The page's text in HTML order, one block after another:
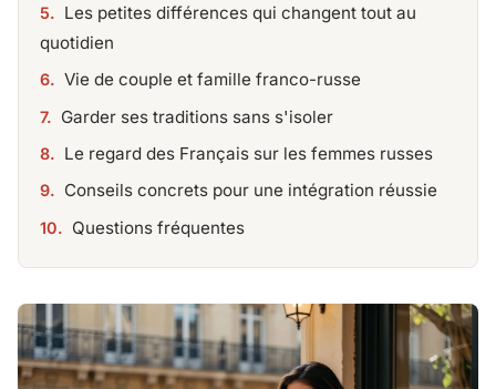
Les petites différences qui changent tout au
quotidien
Vie de couple et famille franco-russe
Garder ses traditions sans s'isoler
Le regard des Français sur les femmes russes
Conseils concrets pour une intégration réussie
Questions fréquentes